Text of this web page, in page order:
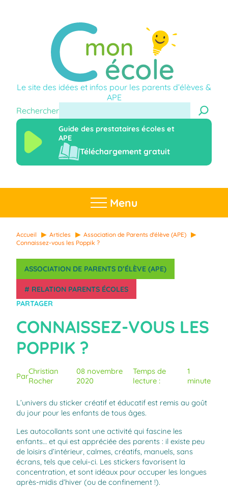
Le site des idées et infos pour les parents d’élèves &
APE
Rechercher
Guide des prestataires écoles et
APE
Téléchargement gratuit
Menu
Accueil Articles
Association de Parents d'élève (APE)
Connaissez-vous les Poppik ?
ASSOCIATION DE PARENTS D’ÉLÈVE (APE)
# RELATION PARENTS ÉCOLES
PARTAGER
CONNAISSEZ-VOUS LES
POPPIK ?
ParChristian
Rocher
08 novembre
2020
Temps de
lecture :
1
minute
L’univers du sticker créatif et éducatif est remis au goût
du jour pour les enfants de tous âges.
Les autocollants sont une activité qui fascine les
enfants… et qui est appréciée des parents : il existe peu
de loisirs d’intérieur, calmes, créatifs, manuels, sans
écrans, tels que celui-ci. Les stickers favorisent la
concentration, et sont idéaux pour occuper les longues
après-midis d’hiver (ou de confinement !).